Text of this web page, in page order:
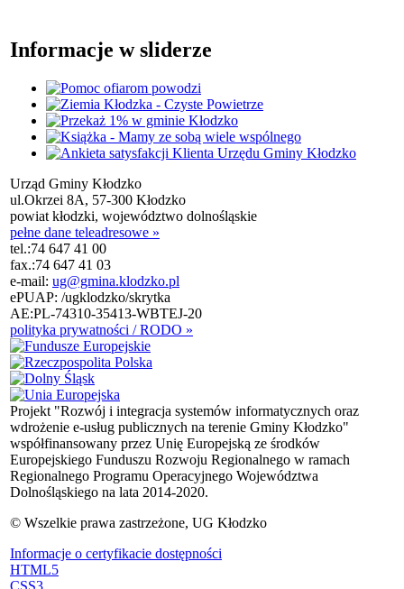
Informacje w sliderze
Urząd Gminy Kłodzko
ul.Okrzei 8A, 57-300 Kłodzko
powiat kłodzki, województwo dolnośląskie
pełne dane teleadresowe »
tel.:74 647 41 00
fax.:74 647 41 03
e-mail: ug@gmina.klodzko.pl
ePUAP: /ugklodzko/skrytka
AE:PL-74310-35413-WBTEJ-20
polityka prywatności / RODO »
Projekt "Rozwój i integracja systemów informatycznych oraz
wdrożenie e-usług publicznych na terenie Gminy Kłodzko"
współfinansowany przez Unię Europejską ze środków
Europejskiego Funduszu Rozwoju Regionalnego w ramach
Regionalnego Programu Operacyjnego Województwa
Dolnośląskiego na lata 2014-2020.
© Wszelkie prawa zastrzeżone, UG Kłodzko
Informacje o certyfikacie dostępności
HTML5
CSS3